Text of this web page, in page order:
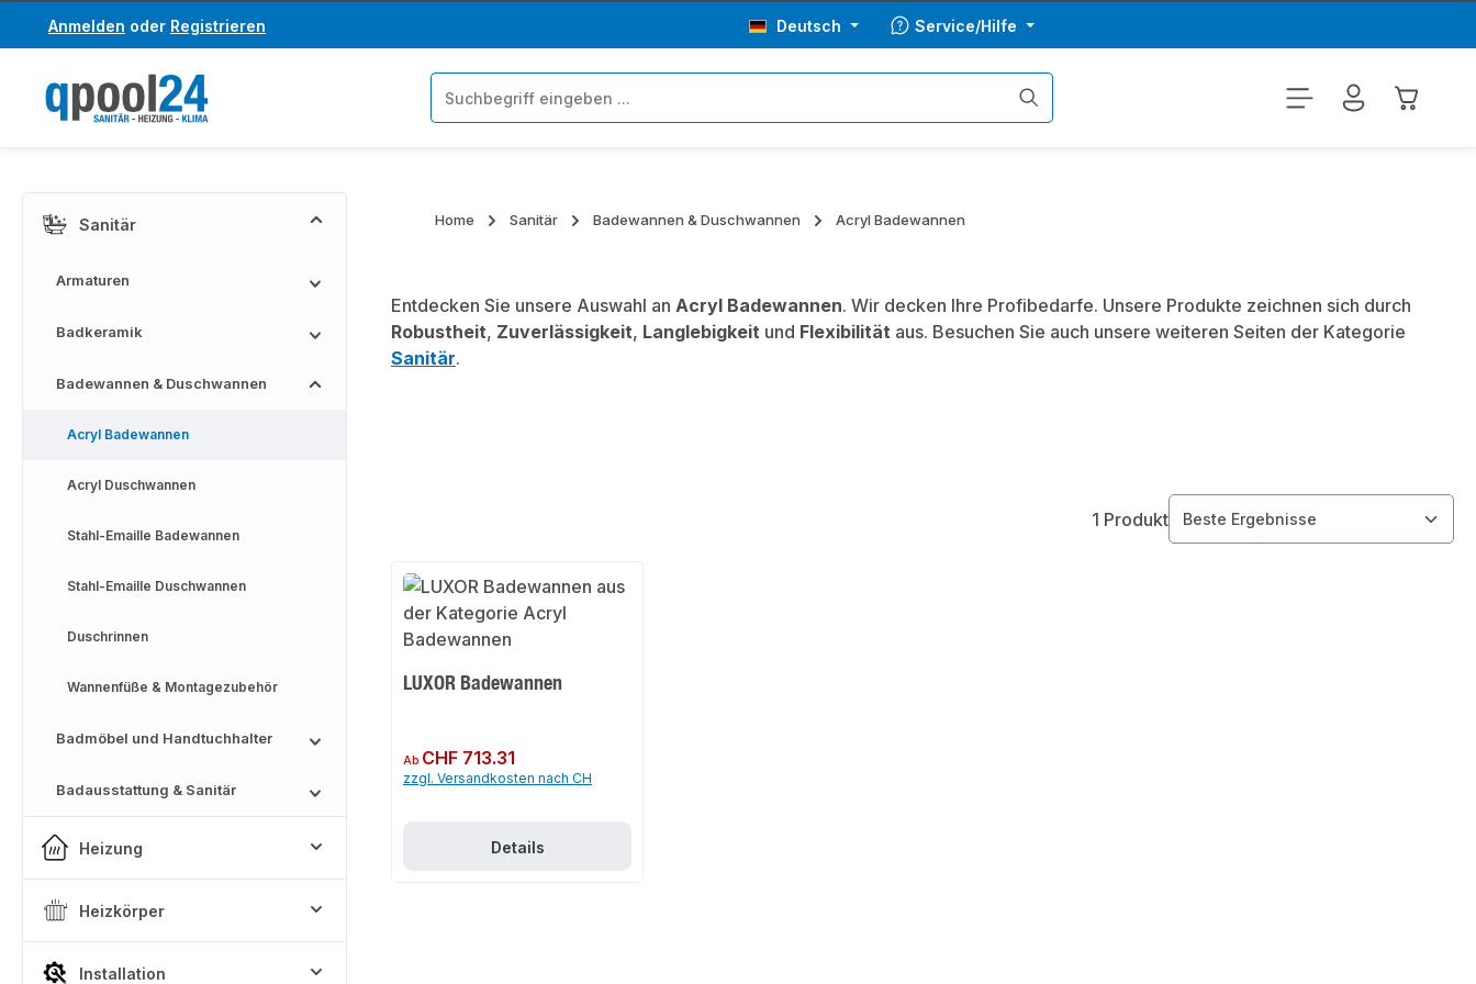
Hauptinhalt springen
Zur Suche springen
Anmelden oder Registrieren Deutsch Service/Hilfe
Sanitär
Armaturen
Badkeramik
Badewannen & Duschwannen
Acryl Badewannen
Acryl Duschwannen
Stahl-Emaille Badewannen
Stahl-Emaille Duschwannen
Duschrinnen
Wannenfüße & Montagezubehör
Badmöbel und Handtuchhalter
Badausstattung & Sanitär
Heizung
Heizkörper
Installation
Home Sanitär Badewannen & Duschwannen Acryl Badewannen
Entdecken Sie unsere Auswahl an Acryl Badewannen. Wir decken Ihre Profibedarfe. Unsere Produkte zeichnen sich durch
Robustheit, Zuverlässigkeit, Langlebigkeit und Flexibilität aus. Besuchen Sie auch unsere weiteren Seiten der Kategorie
Sanitär.
1 Produkt
LUXOR Badewannen
Regulärer Preis:
Ab CHF 713.31
zzgl. Versandkosten nach CH
Details